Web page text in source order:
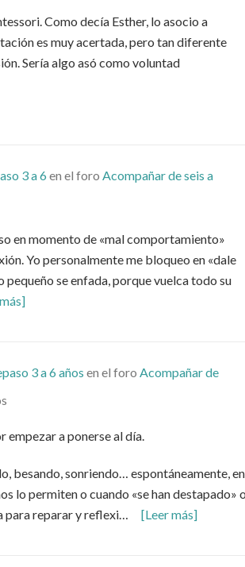
Como decía Esther, lo asocio a
es muy acertada, pero tan diferente
Sería algo asó como voluntad
3 a 6en el foro Acompañar de seis a
en momento de «mal comportamiento»
Yo personalmente me bloqueo en «dale
pequeño se enfada, porque vuelca todo su
3 a 6 años en el foro Acompañar de
empezar a ponerse al día.
besando, sonriendo… espontáneamente, en
lo permiten o cuando «se han destapado»
para reparar y reflexi…
[Leer más]